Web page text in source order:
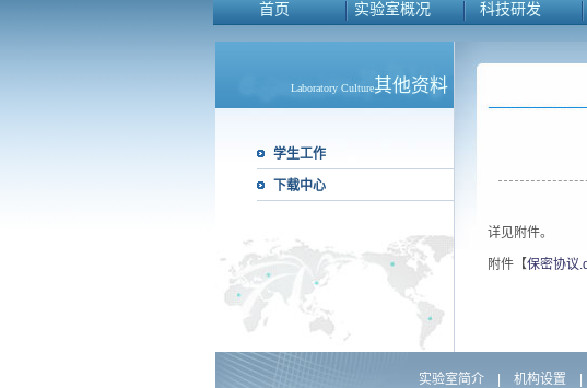
首页 实验室概况 科技研发
Laboratory Culture其他资料
学生工作
下载中心
详见附件。
附件【保密协议
实验室简介 机构设置